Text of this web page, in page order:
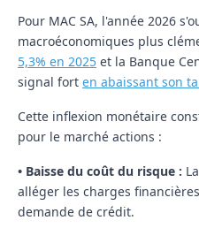
Pour MAC SA, l'année 2026
macroéconomiques plus
5,3% en 2025 et la Banque
signal fort en abaissant son
Cette inflexion monétaire
pour le marché actions :
• Baisse du coût du risque :
alléger les charges
demande de crédit.